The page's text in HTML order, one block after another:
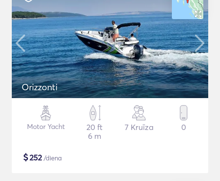
Orizzonti
Motor Yacht
20 ft
6 m
7 Kruīza 0
$252/diena